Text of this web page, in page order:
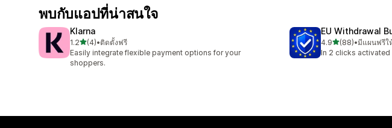
พบกับแอปที่น่าสนใจ
Klarna
1.2เต็ม 5 ดาว
(4)
ทั้งหมด 4 รีวิว
•ติดตั้งฟรี
Easily integrate flexible payment options for your
shoppers.
EU Withdrawal
4.9เต็ม 5 ดาว
(88)
ทั้งหมด 88 รีวิว
•มีแผนฟรีใ
In 2 clicks